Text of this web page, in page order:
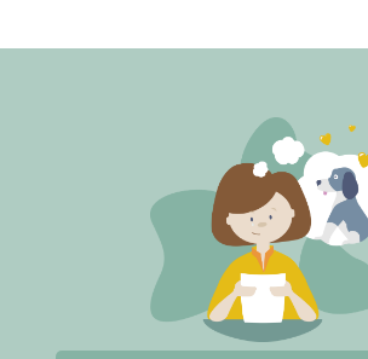
Créer un mémorial